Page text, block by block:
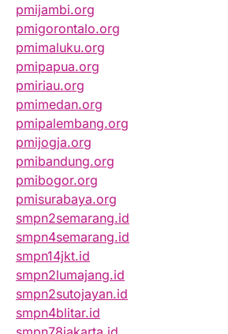
pmijambi.org
pmigorontalo.org
pmimaluku.org
pmipapua.org
pmiriau.org
pmimedan.org
pmipalembang.org
pmijogja.org
pmibandung.org
pmibogor.org
pmisurabaya.org
smpn2semarang.id
smpn4semarang.id
smpn14jkt.id
smpn2lumajang.id
smpn2sutojayan.id
smpn4blitar.id